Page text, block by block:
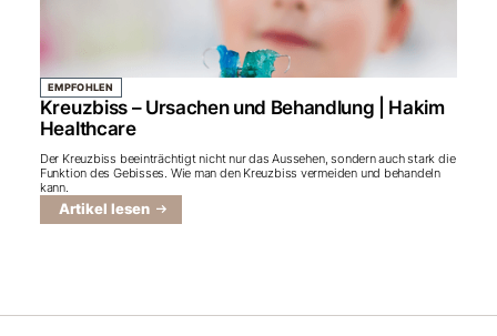
EMPFOHLEN
Kreuzbiss – Ursachen und Behandlung | Hakim
Healthcare
Der Kreuzbiss beeinträchtigt nicht nur das Aussehen, sondern auch stark die
Funktion des Gebisses. Wie man den Kreuzbiss vermeiden und behandeln
kann.
Artikel lesen